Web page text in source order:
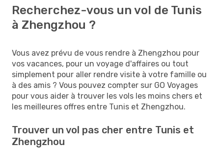
Recherchez-vous un vol de Tunis
à Zhengzhou ?
Vous avez prévu de vous rendre à Zhengzhou pour
vos vacances, pour un voyage d'affaires ou tout
simplement pour aller rendre visite à votre famille ou
à des amis ? Vous pouvez compter sur GO Voyages
pour vous aider à trouver les vols les moins chers et
les meilleures offres entre Tunis et Zhengzhou.
Trouver un vol pas cher entre Tunis et
Zhengzhou